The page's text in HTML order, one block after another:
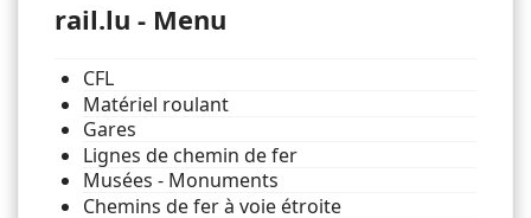
rail.lu - Menu
CFL
Matériel roulant
Gares
Lignes de chemin de fer
Musées - Monuments
Chemins de fer à voie étroite